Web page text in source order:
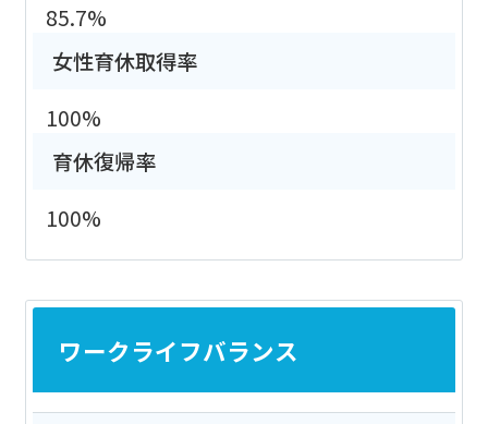
85.7%
女性育休取得率
100%
育休復帰率
100%
ワークライフバランス